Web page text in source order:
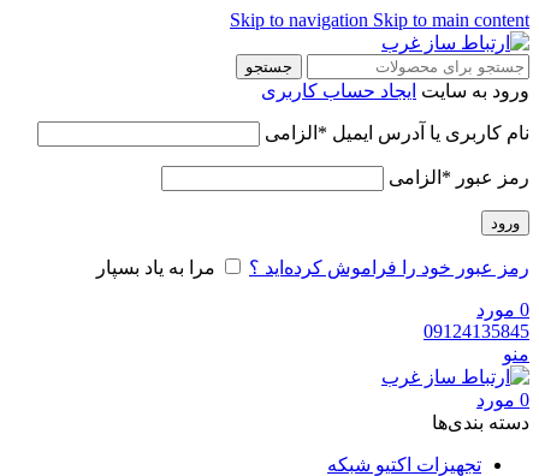
Skip to navigation Skip to main content
جستجو
ورود به سایت ایجاد حساب کاربری
نام کاربری یا آدرس ایمیل * الزامی
رمز عبور * الزامی
ورود
رمز عبور خود را فراموش کرده‌اید ؟ مرا به یاد بسپار
0 مورد
09124135845
منو
0 مورد
دسته‌ بندی‌ها
تجهیزات اکتیو شبکه